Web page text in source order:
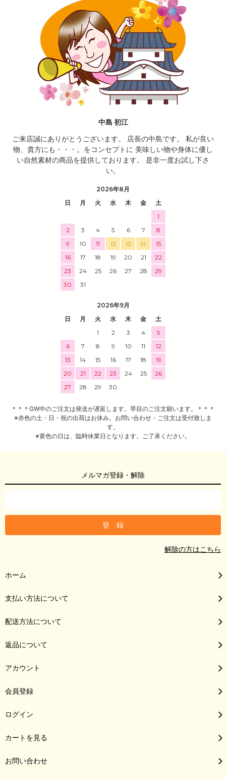
中島 初江
ご来店誠にありがとうございます。 店長の中島です。 私が良い
物、貴方にも・・・。をコンセプトに 美味しい物や身体に優し
い自然素材の商品を提供しております。 是非一度お試し下さ
い。
2026年8月
日
月 火 水 木 金
土
1
2
3 4 5 6 7
8
9
10 11 12 13 14
15
16
17 18 19 20 21
22
23
24 25 26 27 28
29
30
31
2026年9月
日
月 火 水 木 金
土
1
2 3 4
5
6
7 8 9 10 11
12
13
14 15 16 17 18
19
20
21 22 23 24 25
26
27
28 29 30
＊＊＊GW中のご注文は発送が遅延します。早目のご注文願います。＊＊＊
※赤色の土・日・祝の出荷はお休み。お問い合わせ・ご注文は受付致しま
す。
※黄色の日は、臨時休業日となります。ご了承ください。
メルマガ登録・解除
解除の方はこちら
ホーム
支払い方法について
配送方法について
返品について
アカウント
会員登録
ログイン
カートを見る
お問い合わせ